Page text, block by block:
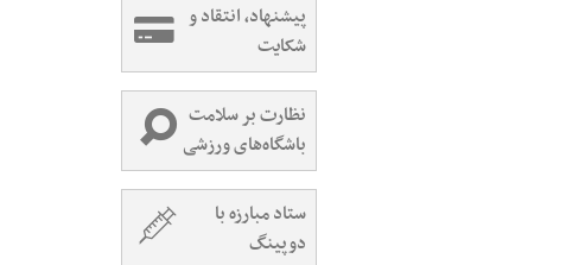
پیشنهاد، انتقاد و
شکایت
نظارت بر سلامت
باشگاه‌های ورزشی
ستاد مبارزه با
دوپینگ